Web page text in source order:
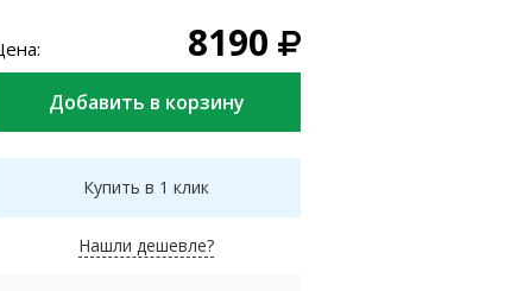
8190
Купить в 1 клик
Нашли дешевле?